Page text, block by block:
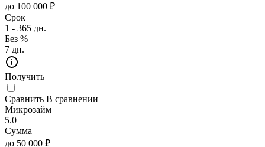
до 100 000 ₽
Срок
1 - 365 дн.
Без %
7 дн.
Получить
Сравнить В сравнении
Микрозайм
5.0
Сумма
до 50 000 ₽